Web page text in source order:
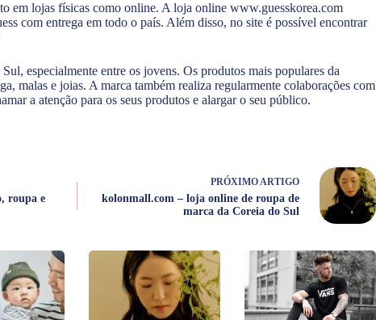
em lojas físicas como online. A loja online www.guesskorea.com
com entrega em todo o país. Além disso, no site é possível encontrar
especialmente entre os jovens. Os produtos mais populares da
malas e joias. A marca também realiza regularmente colaborações com
a atenção para os seus produtos e alargar o seu público.
roupa e
PRÓXIMOARTIGO
kolonmall.com – loja online de roupa de
marca da Coreia do Sul